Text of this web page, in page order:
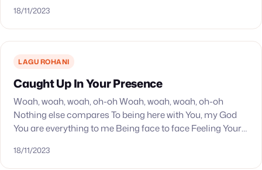
18/11/2023
LAGU ROHANI
Caught Up In Your Presence
Woah, woah, woah, oh-oh Woah, woah, woah, oh-oh
Nothing else compares To being here with You, my God
You are everything to me Being face to face Feeling Your
18/11/2023